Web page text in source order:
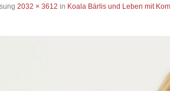
2032 × 3612 in Koala Bärlis und Leben mit